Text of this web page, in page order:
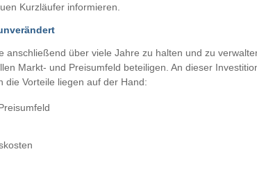
Kurzläufer informieren.
anschließend über viele Jahre zu halten und zu
Markt- und Preisumfeld beteiligen. An dieser
die Vorteile liegen auf der Hand: